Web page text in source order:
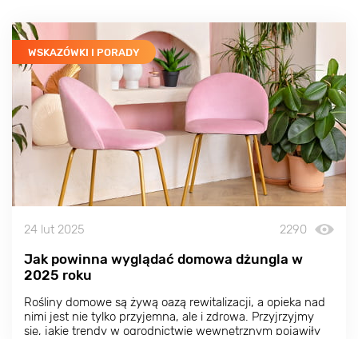
WSKAZÓWKI I PORADY
24 lut 2025 2290
Jak powinna wyglądać domowa dżungla w
2025 roku
Rośliny domowe są żywą oazą rewitalizacji, a opieka nad
nimi jest nie tylko przyjemna, ale i zdrowa. Przyjrzyjmy
się, jakie trendy w ogrodnictwie wewnętrznym pojawiły